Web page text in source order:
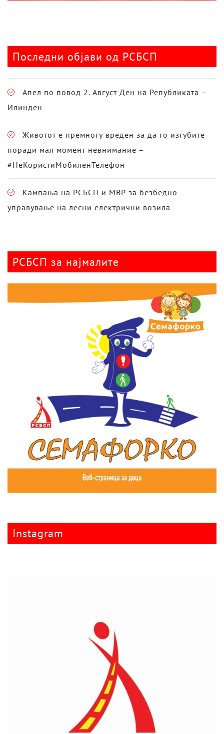
Последни објави од РСБСП
Апел по повод 2. Август Ден на Републиката –
Илинден
Животот е премногу вреден за да го изгубите
поради мал момент невнимание –
#НеКористиМобиленТелефон
Кампања на РСБСП и МВР за безбедно
управување на лесни електрични возила
РСБСП за најмалите
Instagram